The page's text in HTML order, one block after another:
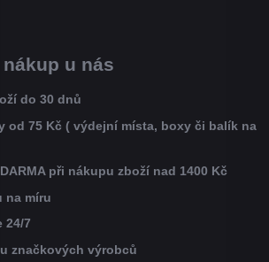
u nás
do 30 dnů
od 75 Kč ( výdejní místa, boxy či balík na
při nákupu zboží nad 1400 Kč
na míru
24/7
značkových výrobců